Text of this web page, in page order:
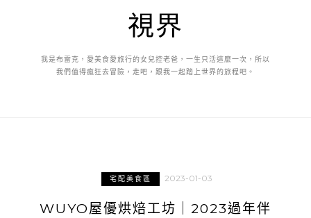
視界
我是布雷克，愛美食愛旅行的女兒控老爸，一生只活這麼一次，所以
我們值得瘋狂去冒險，走吧，跟我一起踏上世界的旅程吧。
宅配美食區 2023-01-03
WUYO屋優烘焙工坊｜2023過年伴